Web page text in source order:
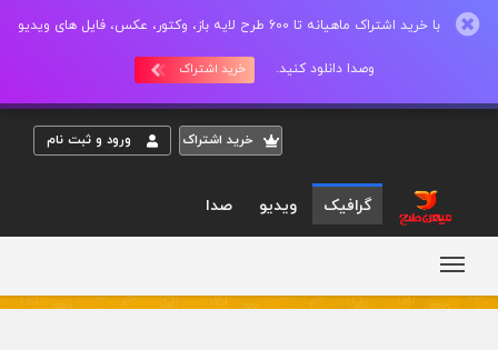
با خرید اشتراک ماهیانه تا 600 طرح لایه باز، وکتور، عکس، فایل های ویدیو
وصدا دانلود کنید. خرید اشتراک
خريد اشتراک ورود و ثبت نام
گرافیک ویدیو صدا